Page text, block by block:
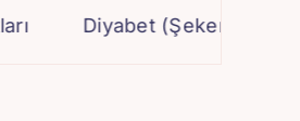
Diyabet (Şeker) Ameliyatı